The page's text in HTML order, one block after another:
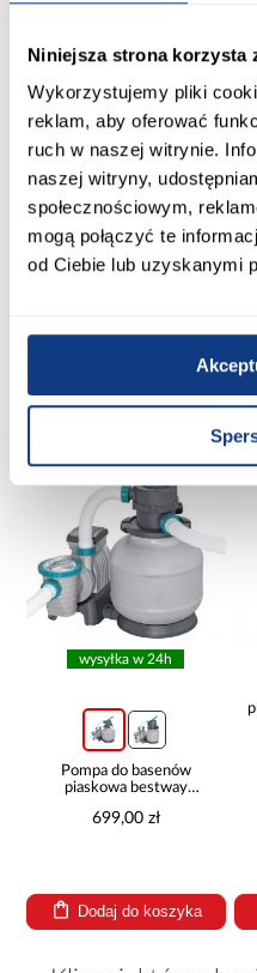
Niniejsza strona korzysta
Wykorzystujemy pliki
reklam, aby oferować
ruch w naszej witrynie.
naszej witryny,
społecznościowym,
mogą połączyć te
od Ciebie lub uzyskanymi
Sposób zawieszania:
na kółkach
Suszenie mechaniczne:
nie
Prasowanie:
tak
Inni Klienci
PORÓWNAJ
wysyłka w 24h
Pompa do basenów
piaskowa bestway
699,00 zł
Dodaj do koszyka